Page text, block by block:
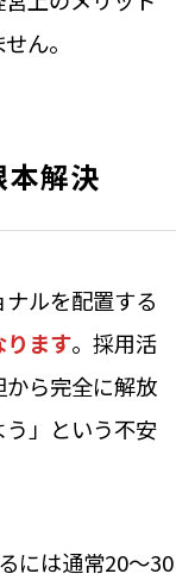
ん。
解決
ルを配置する
ります。採用活
ら完全に解放
」という不安
には通常20〜30